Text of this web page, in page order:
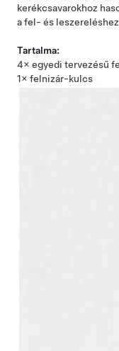
kerékcsavarokhoz
a fel- és
Tartalma:
4× egyedi tervezésű
1× felnizár-kulcs